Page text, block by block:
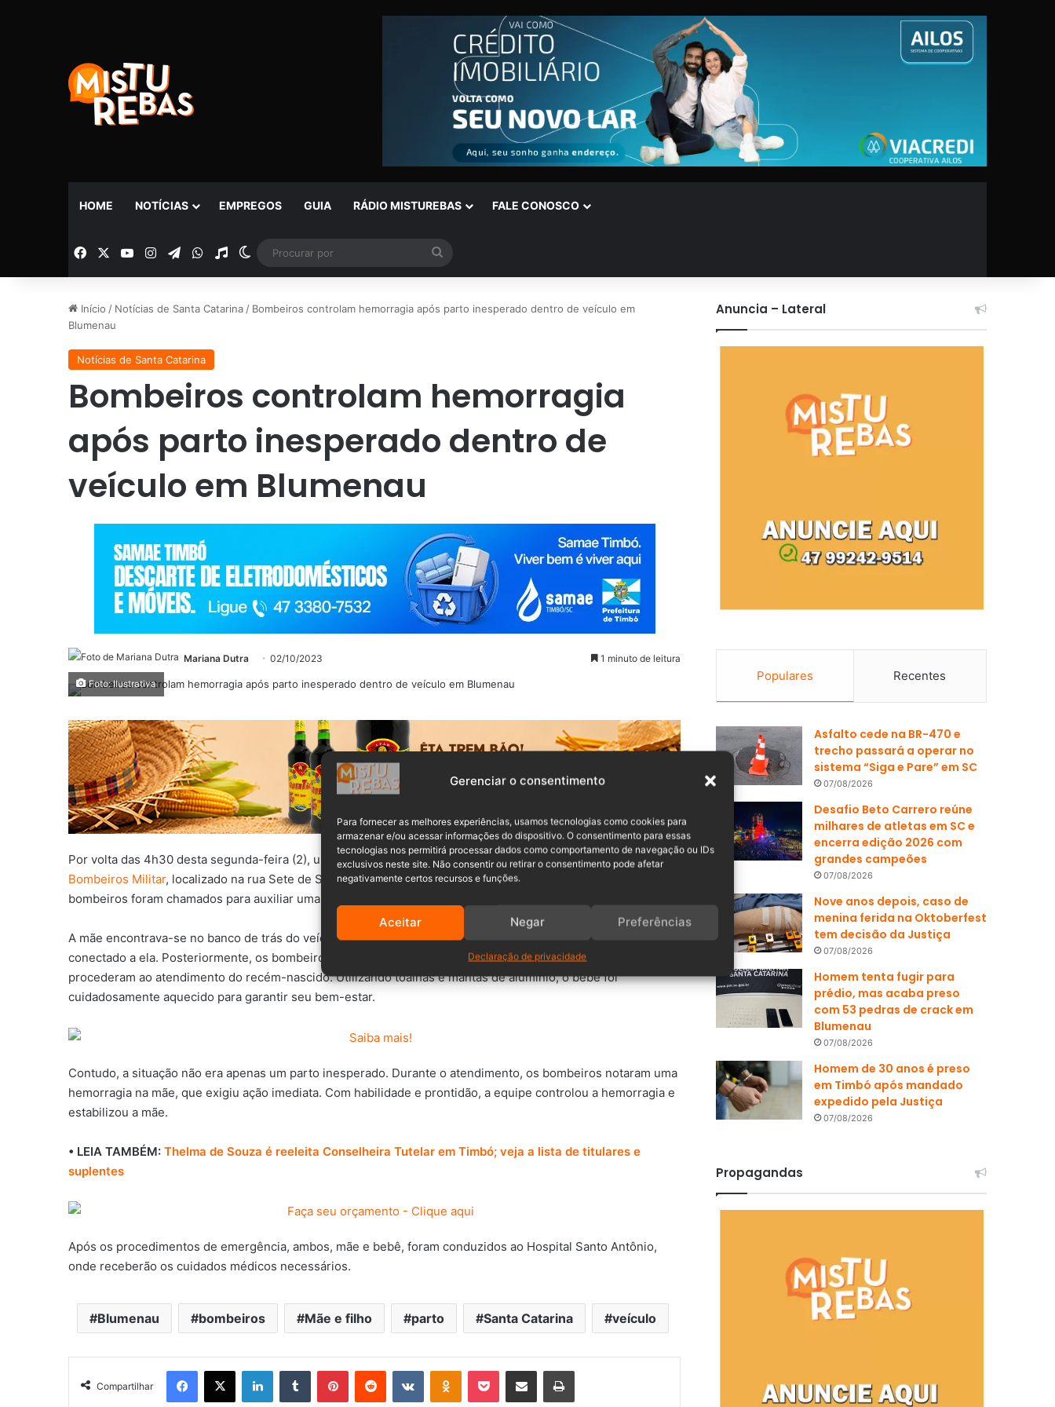
Gerenciar o consentimento
Para fornecer as melhores experiências, usamos tecnologias como cookies para
armazenar e/ou acessar informações do dispositivo. O consentimento para essas
tecnologias nos permitirá processar dados como comportamento de navegação ou IDs
exclusivos neste site. Não consentir ou retirar o consentimento pode afetar
negativamente certos recursos e funções.
Aceitar Negar Preferências
Declaração de privacidade
HOME NOTÍCIAS EMPREGOS GUIA RÁDIO MISTUREBAS FALE CONOSCO
Facebook YouTubeInstagramTelegramWhatsApp
Rádio Switch skin
por
Início / Notícias de Santa Catarina / Bombeiros controlam hemorragia após parto inesperado dentro de veículo em
Blumenau
Notícias de Santa Catarina
Bombeiros controlam hemorragia
após parto inesperado dentro de
veículo em Blumenau
Mariana Dutra 02/10/2023 1 minuto de leitura
Foto: Ilustrativa
Por volta das 4h30 desta segunda-feira (2), um carro de emergência chegou ao batalhão doCorpo de
Bombeiros Militar, localizado na rua Sete de Setembro, em Blumenau, para uma intervenção de alto risco. Os
bombeiros foram chamados para auxiliar uma mãe em trabalho de parto.
A mãe encontrava-se no banco de trás do veículo, com o bebê já nascido, e o cordão umbilical ainda
conectado a ela. Posteriormente, os bombeiros rapidamente realizaram o corte do cordão umbilical e
procederam ao atendimento do recém-nascido. Utilizando toalhas e mantas de alumínio, o bebê foi
cuidadosamente aquecido para garantir seu bem-estar.
Contudo, a situação não era apenas um parto inesperado. Durante o atendimento, os bombeiros notaram uma
hemorragia na mãe, que exigiu ação imediata. Com habilidade e prontidão, a equipe controlou a hemorragia e
estabilizou a mãe.
• LEIA TAMBÉM: Thelma de Souza é reeleita Conselheira Tutelar em Timbó; veja a lista de titulares e
suplentes
Após os procedimentos de emergência, ambos, mãe e bebê, foram conduzidos ao Hospital Santo Antônio,
onde receberão os cuidados médicos necessários.
Blumenau bombeiros Mãe e filho parto Santa Catarina veículo
Compartilhar
Anuncia – Lateral
Populares Recentes
Asfalto cede na BR-470 e
trecho passará a operar no
sistema “Siga e Pare” em SC
07/08/2026
Desafio Beto Carrero reúne
milhares de atletas em SC e
encerra edição 2026 com
grandes campeões
07/08/2026
Nove anos depois, caso de
menina ferida na Oktoberfest
tem decisão da Justiça
07/08/2026
Homem tenta fugir para
prédio, mas acaba preso
com 53 pedras de crack em
Blumenau
07/08/2026
Homem de 30 anos é preso
em Timbó após mandado
expedido pela Justiça
07/08/2026
Propagandas